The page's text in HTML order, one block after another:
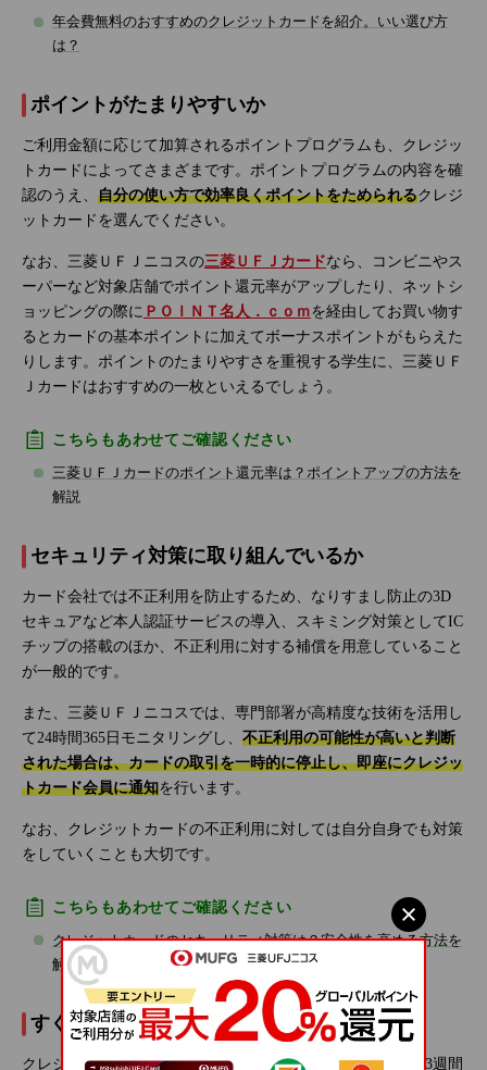
年会費無料のおすすめのクレジットカードを紹介。いい選び方
は？
ポイントがたまりやすいか
ご利用金額に応じて加算されるポイントプログラムも、クレジッ
トカードによってさまざまです。ポイントプログラムの内容を確
認のうえ、 自分の使い方で効率良くポイントをためられるクレジ
ットカードを選んでください。
なお、三菱ＵＦＪニコスの三菱ＵＦＪカードなら、コンビニやス
ーパーなど対象店舗でポイント還元率がアップしたり、ネットシ
ョッピングの際に ＰＯＩＮＴ名人．ｃｏｍを経由してお買い物す
るとカードの基本ポイントに加えてボーナスポイントがもらえた
りします。ポイントのたまりやすさを重視する学生に、三菱ＵＦ
Ｊカードはおすすめの一枚といえるでしょう。
こちらもあわせてご確認ください
三菱ＵＦＪカードのポイント還元率は？ポイントアップの方法を
解説
セキュリティ対策に取り組んでいるか
カード会社では不正利用を防止するため、なりすまし防止の3D
セキュアなど本人認証サービスの導入、スキミング対策としてIC
チップの搭載のほか、不正利用に対する補償を用意していること
が一般的です。
また、三菱ＵＦＪニコスでは、専門部署が高精度な技術を活用し
て24時間365日モニタリングし、 不正利用の可能性が高いと判断
された場合は、カードの取引を一時的に停止し、即座にクレジッ
トカード会員に通知を行います。
なお、クレジットカードの不正利用に対しては自分自身でも対策
をしていくことも大切です。
こちらもあわせてご確認ください
クレジットカードのセキュリティ対策は？安全性を高める方法を
解説
すぐに発行できるか
クレジットカードは審査があるため、手元に届くまでに1～3週間